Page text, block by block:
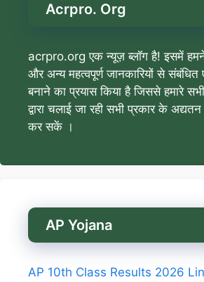
Acrpro. Org
acrpro.org एक न्यूज़ ब्लॉग है! इसमें
और अन्य महत्वपूर्ण जानकारियों से
बनाने का प्रयास किया है जिससे हमारे
द्वारा चलाई जा रही सभी प्रकार के अद्यतन
कर सकें ।
AP Yojana
AP 10th Class Results 2026